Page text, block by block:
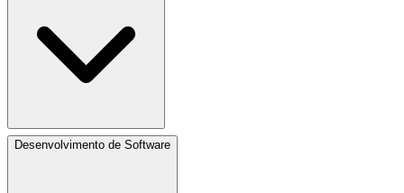
Desenvolvimento de Software